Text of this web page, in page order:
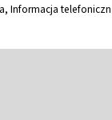
Informacja